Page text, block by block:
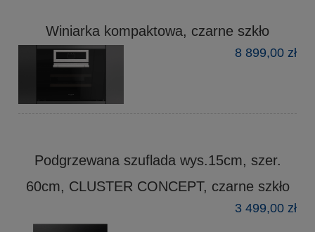
Winiarka kompaktowa, czarne szkło
8 899,00 zł
Podgrzewana szuflada wys.15cm, szer.
60cm, CLUSTER CONCEPT, czarne szkło
3 499,00 zł